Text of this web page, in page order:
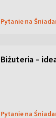
Pytanie na
Biżuteria –
Pytanie na